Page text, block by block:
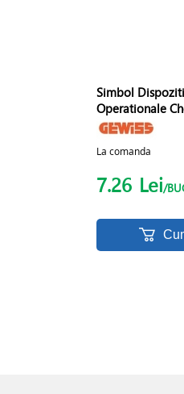
Simbol
Operationale
La comanda
7.26 Lei/